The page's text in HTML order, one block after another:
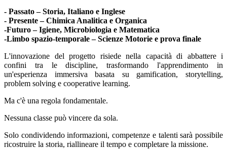
- Passato – Storia, Italiano e Inglese
- Presente – Chimica Analitica e Organica
-Futuro – Igiene, Microbiologia e Matematica
-Limbo spazio-temporale – Scienze Motorie e prova finale
L'innovazione del progetto risiede nella capacità di abbattere i
confini tra le discipline, trasformando l'apprendimento in
un'esperienza immersiva basata su gamification, storytelling,
problem solving e cooperative learning.
Ma c'è una regola fondamentale.
Nessuna classe può vincere da sola.
Solo condividendo informazioni, competenze e talenti sarà possibile
ricostruire la storia, riallineare il tempo e completare la missione.